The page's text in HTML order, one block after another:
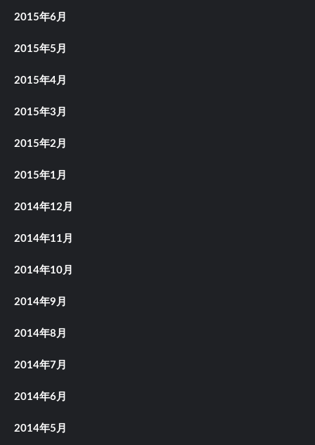
2015年6月
2015年5月
2015年4月
2015年3月
2015年2月
2015年1月
2014年12月
2014年11月
2014年10月
2014年9月
2014年8月
2014年7月
2014年6月
2014年5月